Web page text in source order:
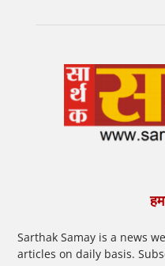
Sarthak Samay is a news
articles on daily basis.